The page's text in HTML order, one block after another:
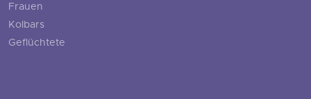
Frauen
Kolbars
Geflüchtete